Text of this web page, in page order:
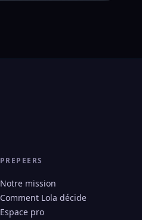
PREPEERS
Notre mission
Comment Lola décide
Espace pro